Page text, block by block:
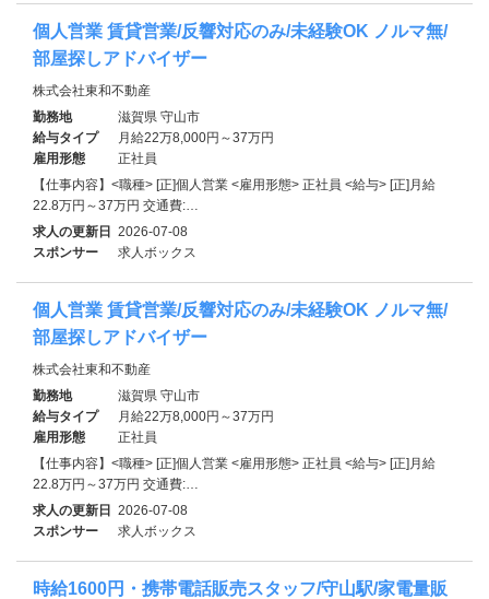
個人営業 賃貸営業/反響対応のみ/未経験OK ノルマ無/
部屋探しアドバイザー
株式会社東和不動産
勤務地
滋賀県 守山市
給与タイプ
月給22万8,000円～37万円
雇用形態
正社員
【仕事内容】<職種> [正]個人営業 <雇用形態> 正社員 <給与> [正]月給
22.8万円～37万円 交通費:…
求人の更新日 2026-07-08
スポンサー
求人ボックス
個人営業 賃貸営業/反響対応のみ/未経験OK ノルマ無/
部屋探しアドバイザー
株式会社東和不動産
勤務地
滋賀県 守山市
給与タイプ
月給22万8,000円～37万円
雇用形態
正社員
【仕事内容】<職種> [正]個人営業 <雇用形態> 正社員 <給与> [正]月給
22.8万円～37万円 交通費:…
求人の更新日 2026-07-08
スポンサー
求人ボックス
時給1600円・携帯電話販売スタッフ/守山駅/家電量販